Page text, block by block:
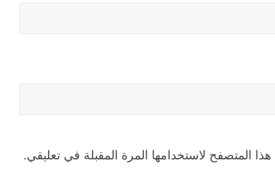
المتصفح لاستخدامها المرة المقبلة في تعليقي.